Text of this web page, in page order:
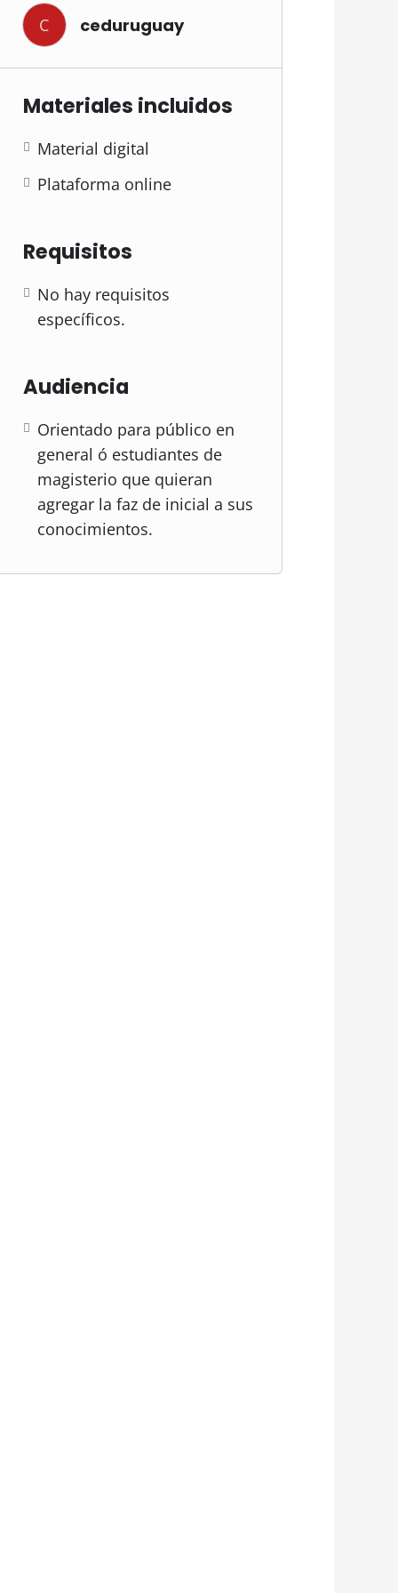
C ceduruguay
Materiales incluidos
Material digital
Plataforma online
Requisitos
No hay requisitos
específicos.
Audiencia
Orientado para público en
general ó estudiantes de
magisterio que quieran
agregar la faz de inicial a sus
conocimientos.